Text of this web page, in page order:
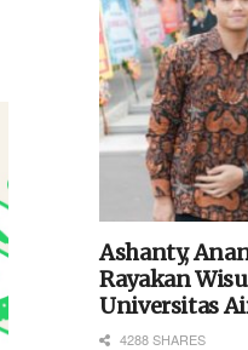
Ashanty,
Rayakan
Universitas
4288 SHARES